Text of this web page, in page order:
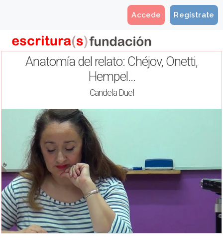
Regístrate
Accede
Anatomía del relato: Chéjov, Onetti,
Hempel...
Candela Duel